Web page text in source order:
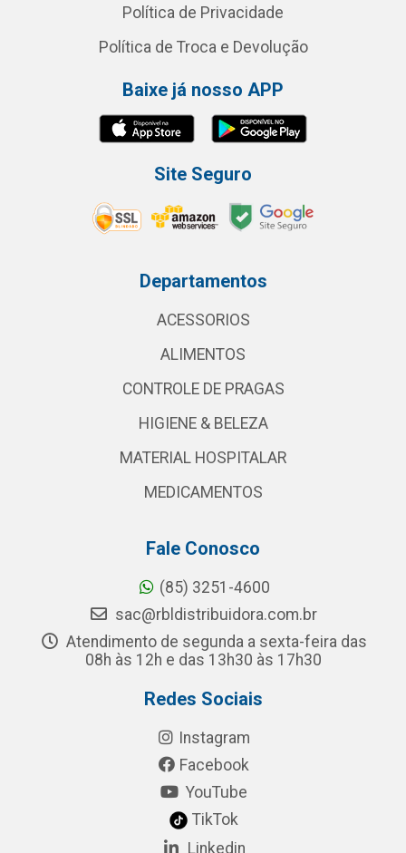
Política de Privacidade
Política de Troca e Devolução
Baixe já nosso APP
Site Seguro
Departamentos
ACESSORIOS
ALIMENTOS
CONTROLE DE PRAGAS
HIGIENE & BELEZA
MATERIAL HOSPITALAR
MEDICAMENTOS
Fale Conosco
(85) 3251-4600
sac@rbldistribuidora.com.br
Atendimento de segunda a sexta-feira das
08h às 12h e das 13h30 às 17h30
Redes Sociais
Instagram
Facebook
YouTube
TikTok
Linkedin